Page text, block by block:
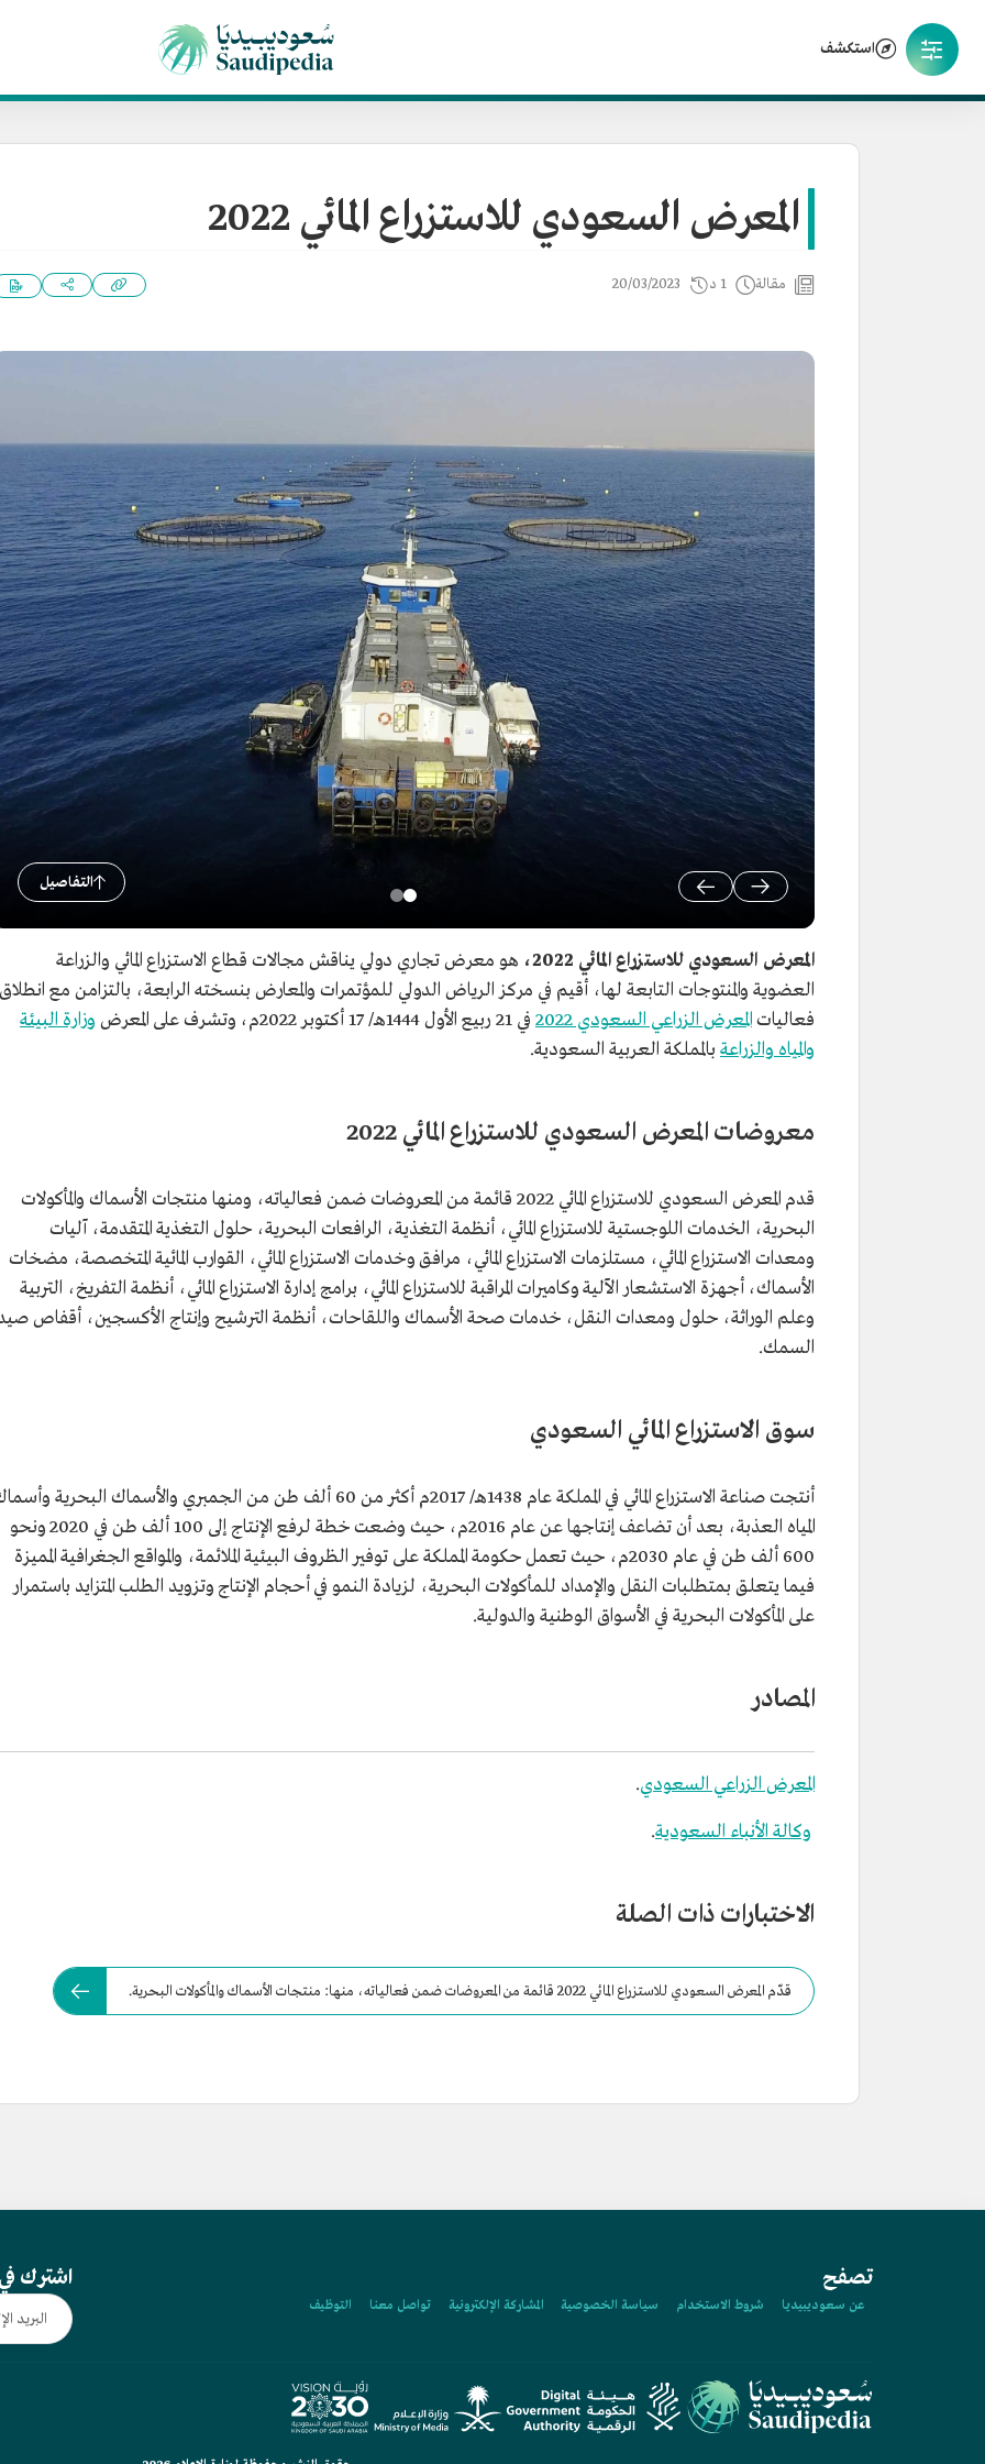
استكشف
المعرض السعودي للاستزراع المائي 2022
مقالة 1 د 20/03/2023
التفاصيل
المعرض السعودي للاستزراع المائي 2022،
هو معرض تجاري دولي يناقش مجالات قطاع الاستزراع المائي والزراعة
العضوية والمنتوجات التابعة لها، أقيم في مركز الرياض الدولي للمؤتمرات والمعارض بنسخته الرابعة، بالتزامن مع انطلاق
فعالياتالمعرض الزراعي السعودي 2022 في 21 ربيع الأول 1444هـ/ 17 أكتوبر 2022م، وتشرف على المعرض
وزارة البيئة
والمياه والزراعة بالمملكة العربية السعودية.
معروضات المعرض السعودي للاستزراع المائي 2022
قدم المعرض السعودي للاستزراع المائي 2022 قائمة من المعروضات ضمن فعالياته، ومنها منتجات الأسماك والمأكولات
البحرية، الخدمات اللوجستية للاستزراع المائي، أنظمة التغذية، الرافعات البحرية، حلول التغذية المتقدمة، آليات
ومعدات الاستزراع المائي، مستلزمات الاستزراع المائي، مرافق وخدمات الاستزراع المائي، القوارب المائية المتخصصة، مضخات
الأسماك، أجهزة الاستشعار الآلية وكاميرات المراقبة للاستزراع المائي، برامج إدارة الاستزراع المائي، أنظمة التفريخ، التربية
وعلم الوراثة، حلول ومعدات النقل، خدمات صحة الأسماك واللقاحات، أنظمة الترشيح وإنتاج الأكسجين، أقفاص
السمك.
سوق الاستزراع المائي السعودي
أنتجت صناعة الاستزراع المائي في المملكة عام 1438هـ/ 2017م أكثر من 60 ألف طن من الجمبري والأسماك البحرية
المياه العذبة، بعد أن تضاعف إنتاجها عن عام 2016م، حيث وضعت خطة لرفع الإنتاج إلى 100 ألف طن في 2020 ونحو
600 ألف طن في عام 2030م، حيث تعمل حكومة المملكة على توفير الظروف البيئية الملائمة، والمواقع الجغرافية المميزة
فيما يتعلق بمتطلبات النقل والإمداد للمأكولات البحرية، لزيادة النمو في أحجام الإنتاج وتزويد الطلب المتزايد باستمرار
على المأكولات البحرية في الأسواق الوطنية والدولية.
المصادر
المعرض الزراعي السعودي.
وكالة الأنباء السعودية.
الاختبارات ذات الصلة
قدّم المعرض السعودي للاستزراع المائي 2022 قائمة من المعروضات ضمن فعالياته، منها: منتجات الأسماك والمأكولات البحرية.
تصفح
عن سعوديبيديا شروط الاستخدام سياسة الخصوصية المشاركة الإلكترونية تواصل معنا التوظيف
اشترك